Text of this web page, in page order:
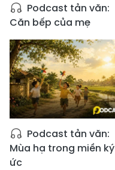
Podcast tản văn:
Căn bếp của mẹ
Podcast tản văn:
Mùa hạ trong miền ký
ức